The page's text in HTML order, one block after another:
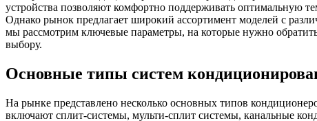
устройства позволяют комфортно поддерживать оптимальную
Однако рынок предлагает широкий ассортимент моделей с
мы рассмотрим ключевые параметры, на которые нужно
выбору.
Основные типы систем
На рынке представлено несколько основных типов
включают сплит-системы, мульти-сплит системы, канальные